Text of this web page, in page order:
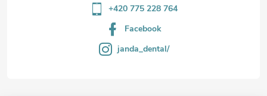
+420 775 228 764
Facebook
janda_dental/